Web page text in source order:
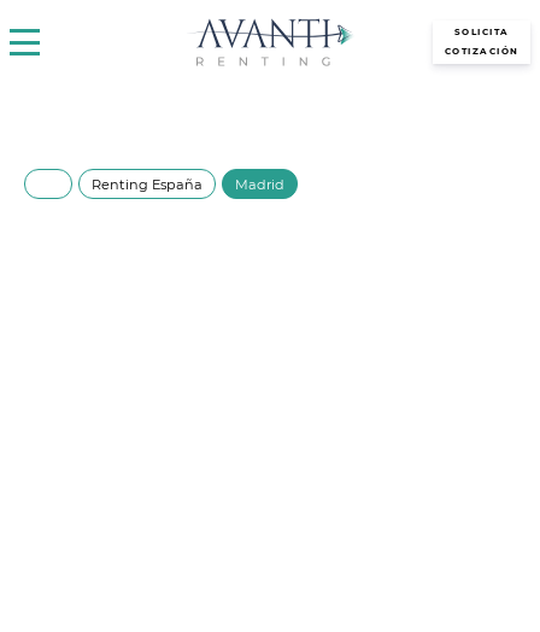
SOLICITA
COTIZACIÓN
Renting España Madrid